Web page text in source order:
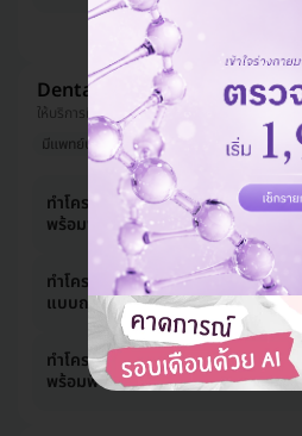
Dental One Clinic
ให้บริการที่ บางเขน, ปทุมธานี
มีแพทย์ประจำคลินิก
ทำโครงฟันปลอมอะคริลิก แบบถอดได้
พร้อมฟันซี่แรก 1 ซี่
ทำโครงฟันปลอมพลาสติกยืดหยุ่น
แบบถอดได้ พร้อมฟันซี่แรก 1 ซี่
ทำโครงฟันปลอมโลหะ แบบถอดได้
พร้อมฟันซี่แรก 1 ซี่